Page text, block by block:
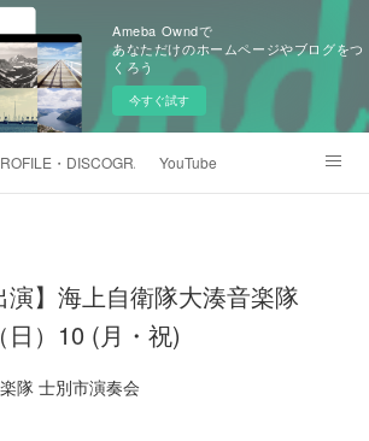
Ameba Owndで
あなただけのホームページやブログをつ
くろう
今すぐ試す
・DISCOGRAPHTYYouTube
演】海上自衛隊大湊音楽隊
）10 (月・祝)
隊 士別市演奏会